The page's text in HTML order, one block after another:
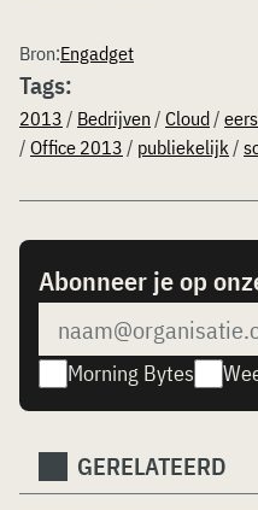
Bron:Engadget
Tags:
2013 / Bedrijven / Cloud/
/ Office 2013 / publiekelijk/
Abonneer je op
Morning Bytes
GERELATEERD